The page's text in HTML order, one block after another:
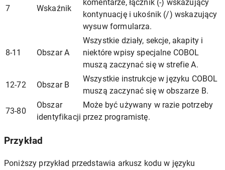
7 Wskaźnik
komentarze, łącznik (-) wskazujący
kontynuację i ukośnik (/) wskazujący
wysuw formularza.
8-11 Obszar A
Wszystkie działy, sekcje, akapity i
niektóre wpisy specjalne COBOL
muszą zaczynać się w strefie A.
12-72 Obszar B
Wszystkie instrukcje w języku COBOL
muszą zaczynać się w obszarze B.
73-80
Obszar
identyfikacji
Może być używany w razie potrzeby
przez programistę.
Przykład
Poniższy przykład przedstawia arkusz kodu w języku